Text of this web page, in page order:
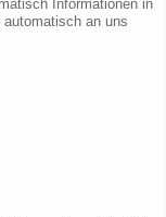
Informationen in
an uns